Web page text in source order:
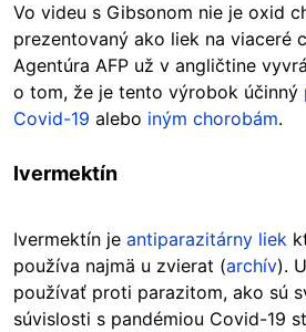
Vo videu s Gibsonom nie je oxid
prezentovaný ako liek na viaceré
Agentúra AFP už v angličtine
o tom, že je tento výrobok účinný
Covid-19 alebo iným chorobám.
Ivermektín
Ivermektín je antiparazitárny liek
používa najmä u zvierat (archív).
používať proti parazitom, ako sú
súvislosti s pandémiou Covid-19